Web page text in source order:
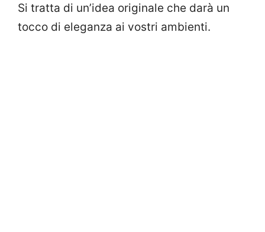
Si tratta di un’idea originale che darà un
tocco di eleganza ai vostri ambienti.